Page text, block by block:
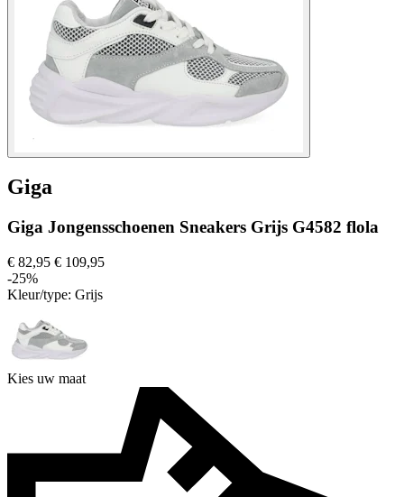
Giga
Giga Jongensschoenen Sneakers Grijs G4582 flola
€ 82,95 € 109,95
-25%
Kleur/type: Grijs
Kies uw maat